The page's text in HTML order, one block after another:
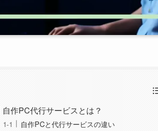
自作PC代行サービスとは？
自作PCと代行サービスの違い